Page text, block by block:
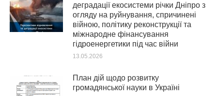
деградації екосистеми річки Дніпро з
огляду на руйнування, спричинені
війною, політику реконструкції та
міжнародне фінансування
гідроенергетики під час війни
13.05.2026
План дій щодо розвитку
громадянської науки в Україні